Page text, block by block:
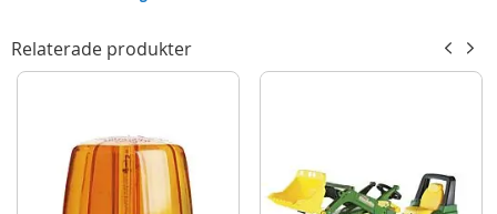
Ljudreducerande plasthjul
Avtagbar frontlastare
Huv som kan öppnas
Skyddad kedjedrift
Relaterade produkter